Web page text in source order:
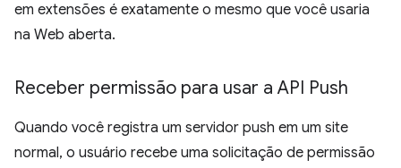
em extensões é exatamente o mesmo que você usaria
na Web aberta.
Receber permissão para usar a API Push
Quando você registra um servidor push em um site
normal, o usuário recebe uma solicitação de permissão